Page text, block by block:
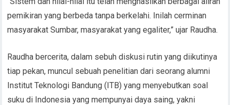
pemikiran yang berbeda tanpa berkelahi. Inilah cerminan
masyarakat Sumbar, masyarakat yang egaliter,” ujar Raudha.
Raudha bercerita, dalam sebuh diskusi rutin yang diikutinya
tiap pekan, muncul sebuah penelitian dari seorang alumni
Institut Teknologi Bandung (ITB) yang menyebutkan soal
suku di Indonesia yang mempunyai daya saing, yakni